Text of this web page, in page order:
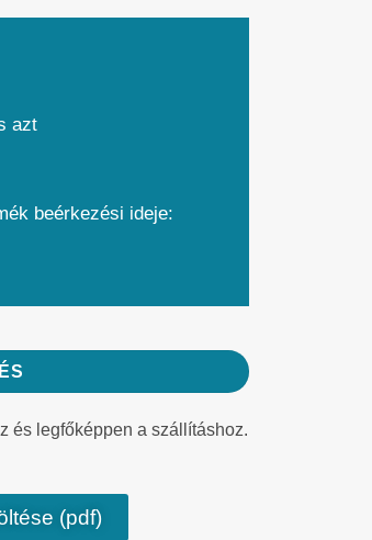
azt
beérkezési ideje:
és legfőképpen a szállításhoz.
(pdf)